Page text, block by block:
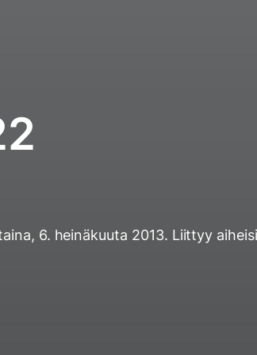
6. heinäkuuta 2013. Liittyy